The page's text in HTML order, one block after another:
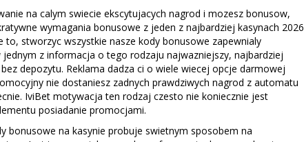
na calym swiecie ekscytujacych nagrod i mozesz bonusow,
wymagania bonusowe z jeden z najbardziej kasynach 2026
to, stworzyc wszystkie nasze kody bonusowe zapewnialy
z informacja o tego rodzaju najwazniejszy, najbardziej
depozytu. Reklama dadza ci o wiele wiecej opcje darmowej
nie dostaniesz zadnych prawdziwych nagrod z automatu
IviBet motywacja ten rodzaj czesto nie koniecznie jest
posiadanie promocjami.
bonusowe na kasynie probuje swietnym sposobem na